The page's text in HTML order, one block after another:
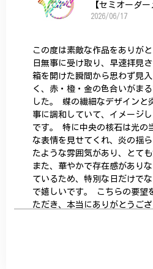
2026/06/17
この度は素敵な作品をありが
日無事に受け取り、早速拝見
箱を開けた瞬間から思わず見
く、赤・橙・金の色合いがま
した。 蝶の繊細なデザインと
事に調和していて、イメージ
です。 特に中央の核石は光の
な表情を見せてくれ、炎の揺
たような雰囲気があり、とて
また、華やかで存在感があり
ているため、特別な日だけで
で嬉しいです。 こちらの要望
ただき、本当にありがとうご